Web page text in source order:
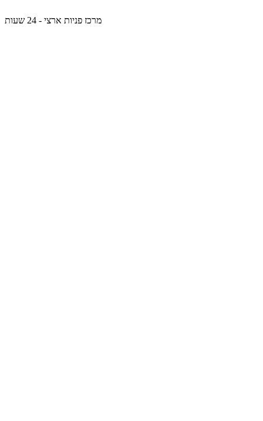
מרכז פניות ארצי - 24 שעות